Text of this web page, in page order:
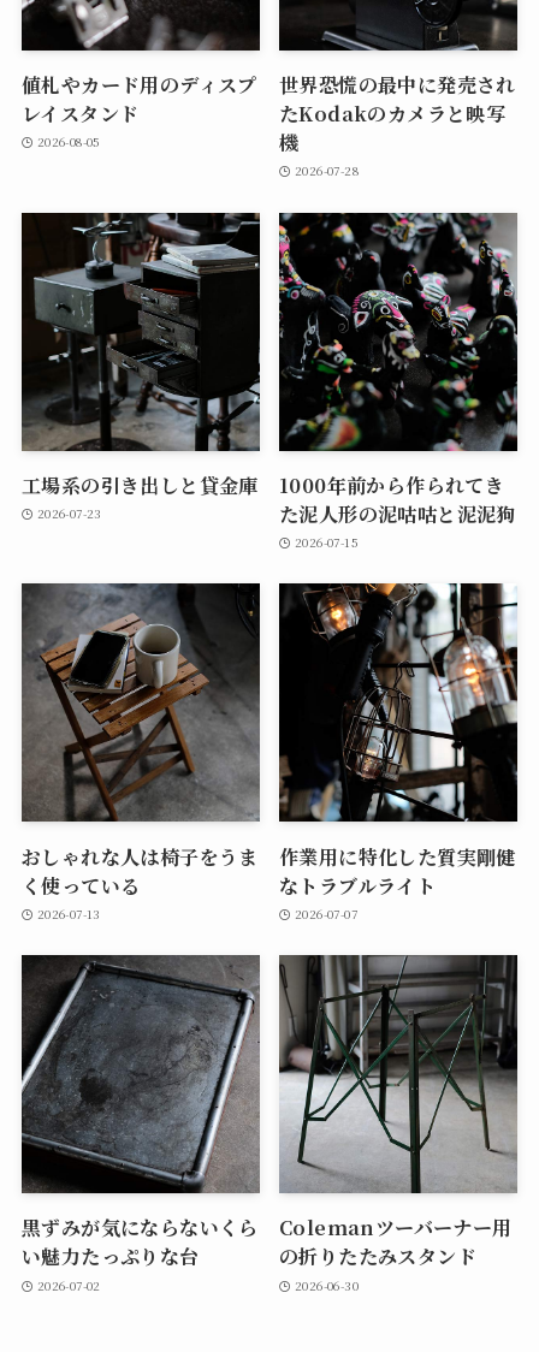
値札やカード用のディスプ
レイスタンド
2026-08-05
世界恐慌の最中に発売され
たKodakのカメラと映写
機
2026-07-28
工場系の引き出しと貸金庫
2026-07-23
1000年前から作られてき
た泥人形の泥咕咕と泥泥狗
2026-07-15
おしゃれな人は椅子をうま
く使っている
2026-07-13
作業用に特化した質実剛健
なトラブルライト
2026-07-07
黒ずみが気にならないくら
い魅力たっぷりな台
2026-07-02
Colemanツーバーナー用
の折りたたみスタンド
2026-06-30